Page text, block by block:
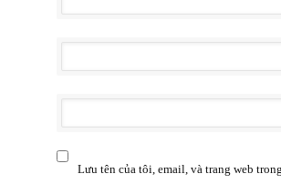
Lưu tên của tôi, email, và trang web